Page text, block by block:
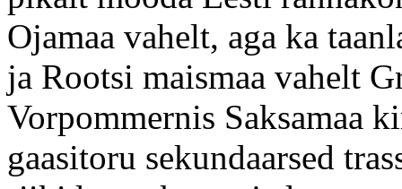
Ojamaa vahelt, aga ka
ja Rootsi maismaa vahelt
Vorpommernis Saksamaa
gaasitoru sekundaarsed